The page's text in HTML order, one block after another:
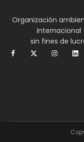
Organización
internacional
sin fines de